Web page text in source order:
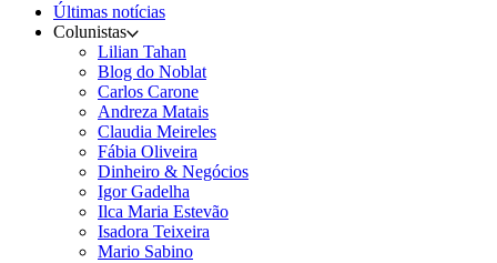
Últimas notícias
Colunistas
Lilian Tahan
Blog do Noblat
Carlos Carone
Andreza Matais
Claudia Meireles
Fábia Oliveira
Dinheiro & Negócios
Igor Gadelha
Ilca Maria Estevão
Isadora Teixeira
Mario Sabino